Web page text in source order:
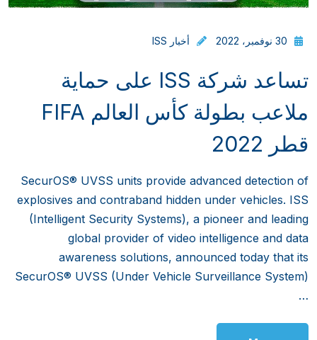
30 نوفمبر، 2022 أخبار ISS
تساعد شركة ISS على حماية
ملاعب بطولة كأس العالم FIFA
قطر 2022
SecurOS® UVSS units provide advanced detection of
explosives and contraband hidden under vehicles. ISS
(Intelligent Security Systems), a pioneer and leading
global provider of video intelligence and data
awareness solutions, announced today that its
SecurOS® UVSS (Under Vehicle Surveillance System)
…